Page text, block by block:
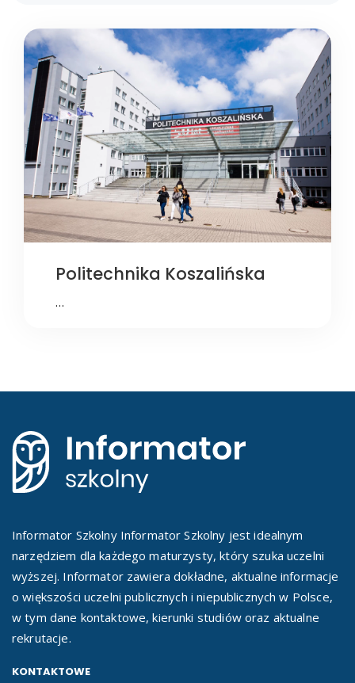
Politechnika Koszalińska
…
Informator Szkolny Informator Szkolny jest idealnym
narzędziem dla każdego maturzysty, który szuka uczelni
wyższej. Informator zawiera dokładne, aktualne informacje
o większości uczelni publicznych i niepublicznych w Polsce,
w tym dane kontaktowe, kierunki studiów oraz aktualne
rekrutacje.
KONTAKTOWE